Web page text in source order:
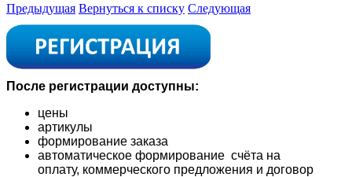
Предыдущая Вернуться к списку Следующая
После регистрации доступны:
цены
артикулы
формирование заказа
автоматическое формирование счёта на
оплату, коммерческого предложения и договор